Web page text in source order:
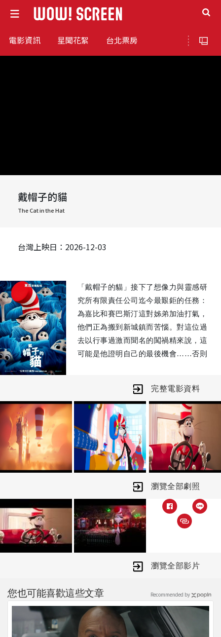
電影資訊 星聞花絮 台北票房
戴帽子的貓
The Cat in the Hat
台灣上映日：2026-12-03
「戴帽子的貓」接下了想像力與靈感研
究所有限責任公司迄今最艱鉅的任務：
為嘉比和賽巴斯汀這對姊弟加油打氣，
他們正為搬到新城鎮而苦惱。對這位過
去以行事過激而聞名的闖禍精來說，這
可能是他證明自己的最後機會……否則
完整電影資料
瀏覽全部劇照
瀏覽全部影片
您也可能喜歡這些文章 Recommended by